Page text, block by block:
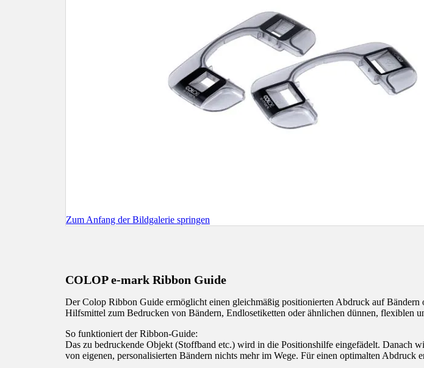
Zum Anfang der Bildgalerie springen
COLOP e-mark Ribbon Guide
Der Colop Ribbon Guide ermöglicht einen gleichmäßig positionierten Abdruck auf
Hilfsmittel zum Bedrucken von Bändern, Endlosetiketten oder ähnlichen dünnen, flexiblen
So funktioniert der Ribbon-Guide:
Das zu bedruckende Objekt (Stoffband etc.) wird in die Positionshilfe eingefädelt. Danach
von eigenen, personalisierten Bändern nichts mehr im Wege. Für einen optimalten